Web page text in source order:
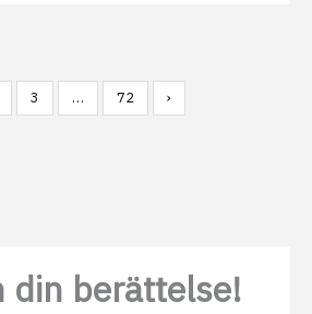
3 … 72 ›
din berättelse!